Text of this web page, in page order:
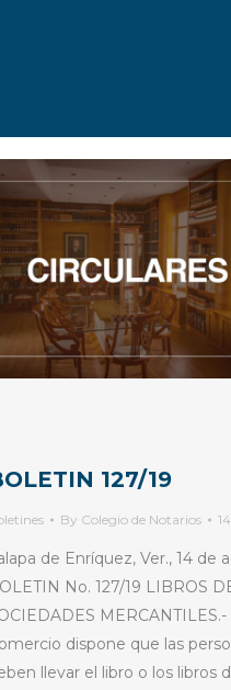
127/19
By Colegio de Notarios
de Enríquez, Ver., 14 de
No. 127/19 LIBROS
dispone que las
llevar el libro o los libros